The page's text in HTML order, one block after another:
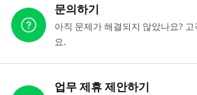
문의하기
아직 문제가 해결되지 않았나요?
요.
업무 제휴 제안하기